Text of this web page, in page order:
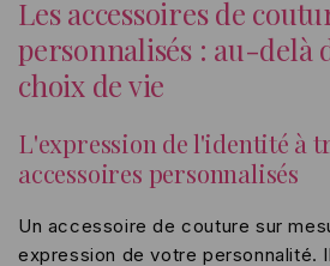
Les accessoires de
personnalisés : au-delà
choix de vie
L'expression de l'identité à
accessoires personnalisés
Un accessoire de couture sur
expression de votre personnalité.